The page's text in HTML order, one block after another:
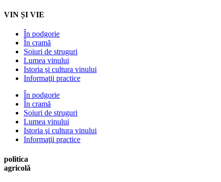
VIN ȘI VIE
În podgorie
În cramă
Soiuri de struguri
Lumea vinului
Istoria şi cultura vinului
Informaţii practice
În podgorie
În cramă
Soiuri de struguri
Lumea vinului
Istoria şi cultura vinului
Informaţii practice
politica
agricolă